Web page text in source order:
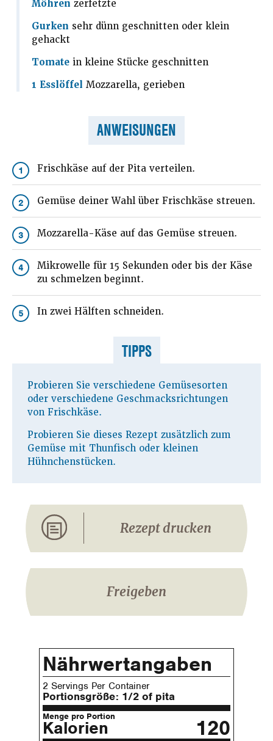
Möhren zerfetzte
Gurken sehr dünn geschnitten oder klein
gehackt
Tomate in kleine Stücke geschnitten
1 Esslöffel Mozzarella, gerieben
ANWEISUNGEN
1 Frischkäse auf der Pita verteilen.
2 Gemüse deiner Wahl über Frischkäse streuen.
3 Mozzarella-Käse auf das Gemüse streuen.
4
Mikrowelle für 15 Sekunden oder bis der Käse
zu schmelzen beginnt.
5 In zwei Hälften schneiden.
TIPPS
Probieren Sie verschiedene Gemüsesorten
oder verschiedene Geschmacksrichtungen
von Frischkäse.
Probieren Sie dieses Rezept zusätzlich zum
Gemüse mit Thunfisch oder kleinen
Hühnchenstücken.
Rezept drucken
Freigeben
Nährwertangaben
2 Servings Per Container
Portionsgröße: 1/2 of pita
Menge pro Portion
Kalorien 120